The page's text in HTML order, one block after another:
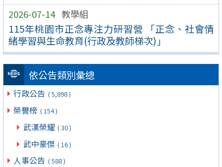
2026-07-14 教學組
115年桃園市正念專注力研習營 「正念、社會情
緒學習與生命教育(行政及教師梯次)」
依公告類別彙總
行政公告 ( 5,898 )
榮譽榜 ( 154 )
武漢榮耀 ( 30 )
武中豪傑 ( 16 )
人事公告 ( 588 )